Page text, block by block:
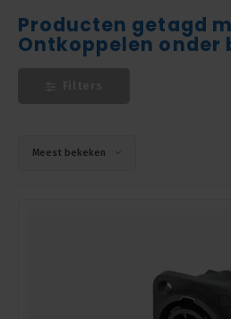
Nederlands
Producten getagd
Ontkoppelen onder
Meest bekeken